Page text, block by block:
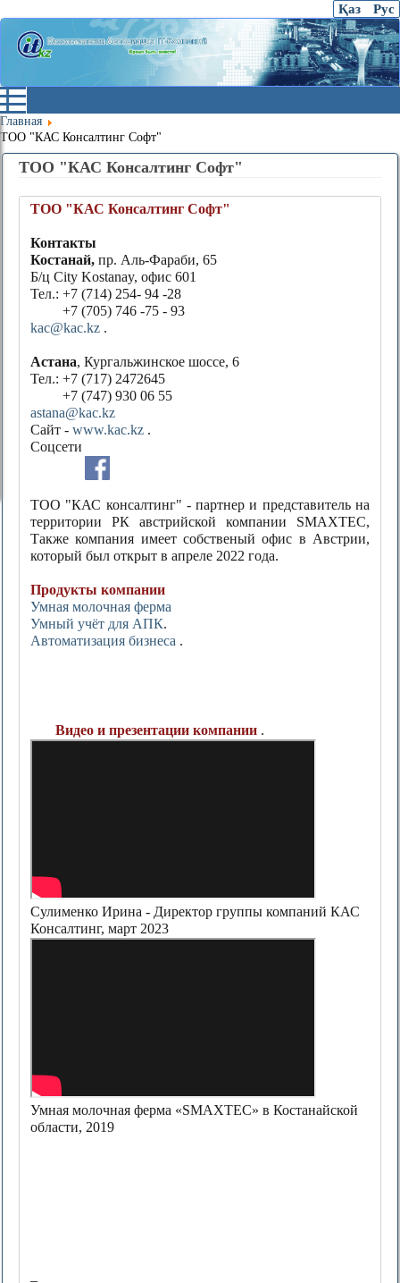
Қаз Рус
Главная
ТОО "КАС Консалтинг Софт"
ТОО "КАС Консалтинг Софт"
ТОО "КАС Консалтинг Софт"
Контакты
Костанай, пр. Аль-Фараби, 65
Б/ц City Kostanay, офис 601
Тел.: +7 (714) 254- 94 -28
+7 (705) 746 -75 - 93
kac@kac.kz .
Астана, Кургальжинское шоссе, 6
Тел.: +7 (717) 2472645
+7 (747) 930 06 55
astana@kac.kz
Сайт - www.kac.kz .
Соцсети
ТОО "КАС консалтинг" - партнер и представитель на
территории РК австрийской компании SMAXTEC,
Также компания имеет собственый офис в Австрии,
который был открыт в апреле 2022 года.
Продукты компании
Умная молочная ферма
Умный учёт для АПК.
Автоматизация бизнеса .
Видео и презентации компании .
Сулименко Ирина - Директор группы компаний КАС
Консалтинг, март 2023
Умная молочная ферма «SMAXTEC» в Костанайской
области, 2019